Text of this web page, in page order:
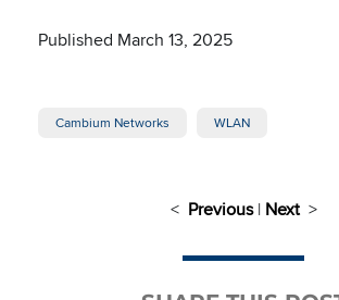
Published March 13, 2025
Cambium Networks WLAN
< Previous| Next>